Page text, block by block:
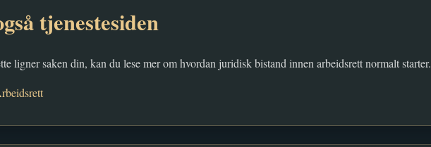
tjenestesiden
ligner saken din, kan du lese mer om hvordan juridisk bistand innen arbeidsrett normalt starter.